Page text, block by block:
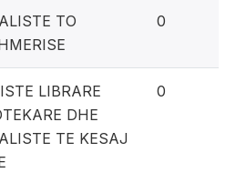
TO
0
LIBRARE
DHE
TE KESAJ
0